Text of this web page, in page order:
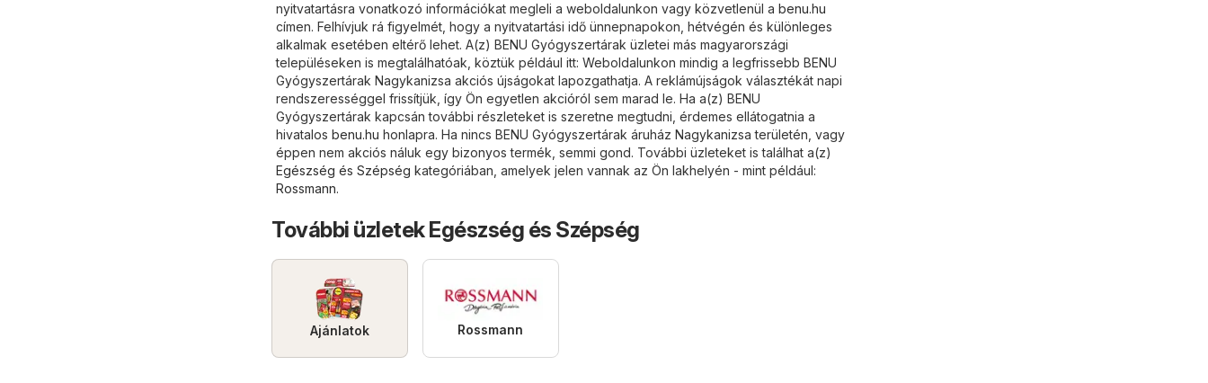
nyitvatartásra vonatkozó információkat megleli a weboldalunkon vagy közvetlenül a benu.hu
címen. Felhívjuk rá figyelmét, hogy a nyitvatartási idő ünnepnapokon, hétvégén és különleges
alkalmak esetében eltérő lehet. A(z) BENU Gyógyszertárak üzletei más magyarországi
településeken is megtalálhatóak, köztük például itt: Weboldalunkon mindig a legfrissebb BENU
Gyógyszertárak Nagykanizsa akciós újságokat lapozgathatja. A reklámújságok választékát napi
rendszerességgel frissítjük, így Ön egyetlen akcióról sem marad le. Ha a(z) BENU
Gyógyszertárak kapcsán további részleteket is szeretne megtudni, érdemes ellátogatnia a
hivatalos benu.hu honlapra. Ha nincs BENU Gyógyszertárak áruház Nagykanizsa területén, vagy
éppen nem akciós náluk egy bizonyos termék, semmi gond. További üzleteket is találhat a(z)
Egészség és Szépség kategóriában, amelyek jelen vannak az Ön lakhelyén - mint például:
Rossmann.
További üzletek Egészség és Szépség
Ajánlatok Rossmann